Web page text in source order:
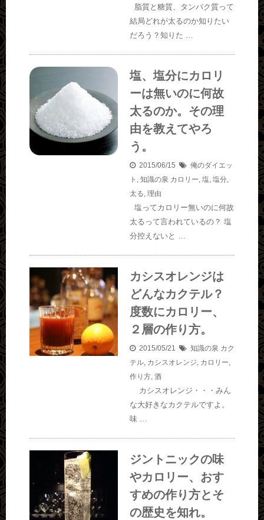
脂質と糖質、タンパク質って
結局どれが太るのか知りたい
だろう？知りた …
塩、塩分にカロリ
ーは無いのに何故
太るのか。その理
由を教えてやろ
う。
2015/06/15
俺のダイエッ
ト , 知識の泉 カロリー, 塩, 塩分,
太る, 理由
塩ってカロリー無いのに何故
太るって言われているの？ 塩
分控えないと …
カシスオレンジは
どんなカクテル？
度数にカロリー、
２層の作り方。
2015/05/21 知識の泉 カク
テル, カシスオレンジ, カロリー,
作り方, 酒
カシスオレンジ・・・みん
な大好きなカクテルですよ。
味 …
ジントニックの味
やカロリー、おす
すめの作り方とそ
の歴史を知れ。